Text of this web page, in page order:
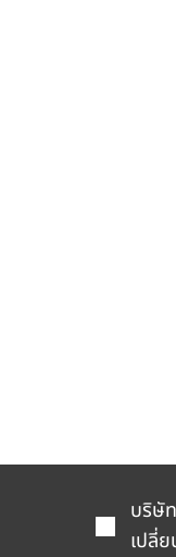
บริษั
เปลี่ย